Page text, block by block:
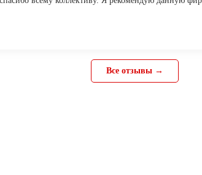
Все отзывы →